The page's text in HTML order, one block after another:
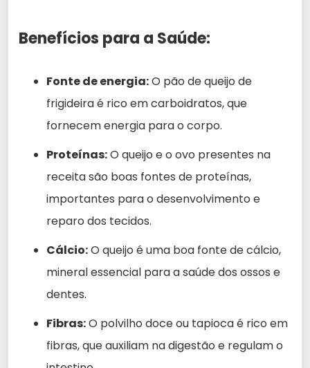
Benefícios para a Saúde:
Fonte de energia:O pão de queijo de
frigideira é rico em carboidratos, que
fornecem energia para o corpo.
Proteínas:O queijo e o ovo presentes na
receita são boas fontes de proteínas,
importantes para o desenvolvimento e
reparo dos tecidos.
Cálcio:O queijo é uma boa fonte de cálcio,
mineral essencial para a saúde dos ossos e
dentes.
Fibras:O polvilho doce ou tapioca é rico em
fibras, que auxiliam na digestão e regulam o